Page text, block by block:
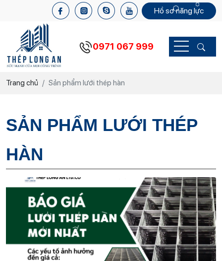
Hồ sơ năng lực
0971 067 999
Trang chủ Sản phẩm lưới thép hàn
SẢN PHẨM LƯỚI THÉP
HÀN